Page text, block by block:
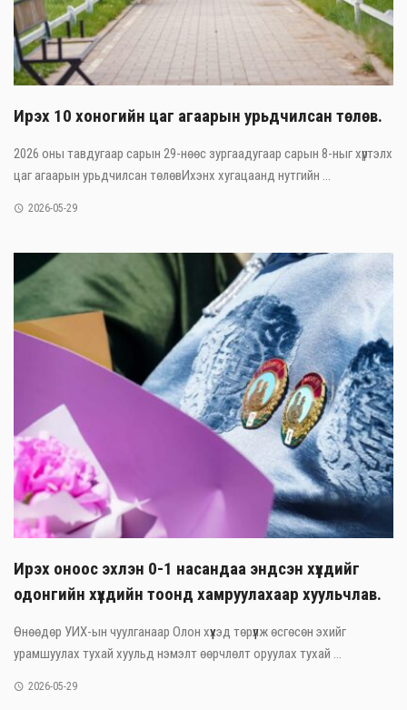
Ирэх 10 хоногийн цаг агаарын урьдчилсан төлөв.
2026 оны тавдугаар сарын 29-нөөс зургаадугаар сарын 8-ныг хүртэлх
цаг агаарын урьдчилсан төлөвИхэнх хугацаанд нутгийн ...
2026-05-29
Ирэх оноос эхлэн 0-1 насандаа эндсэн хүүхдийг
одонгийн хүүхдийн тоонд хамруулахаар хуульчлав.
Өнөөдөр УИХ-ын чуулганаар Олон хүүхэд төрүүлж өсгөсөн эхийг
урамшуулах тухай хуульд нэмэлт өөрчлөлт оруулах тухай ...
2026-05-29